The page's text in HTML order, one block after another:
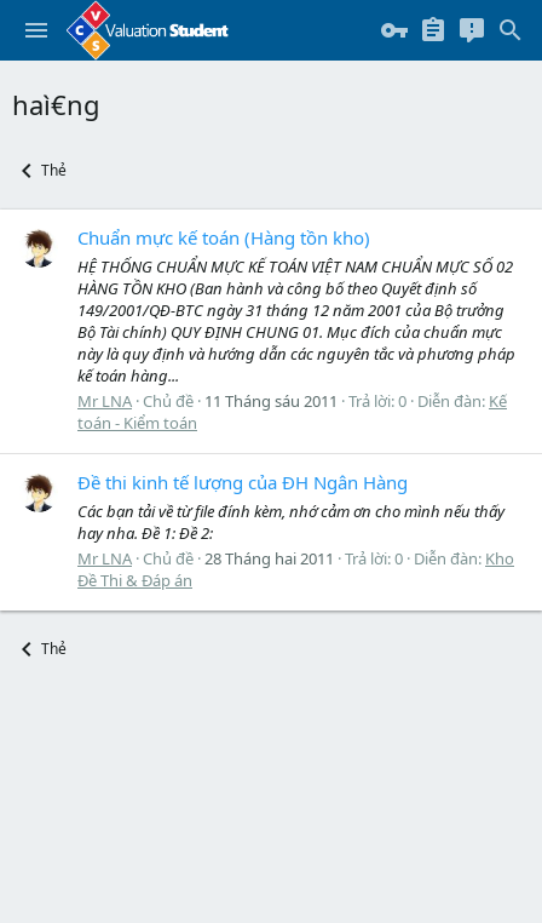
haì€ng
Thẻ
Chuẩn mực kế toán (Hàng tồn kho)
HỆ THỐNG CHUẨN MỰC KẾ TOÁN VIỆT NAM CHUẨN MỰC SỐ 02
HÀNG TỒN KHO (Ban hành và công bố theo Quyết định số
149/2001/QĐ-BTC ngày 31 tháng 12 năm 2001 của Bộ trưởng
Bộ Tài chính) QUY ĐỊNH CHUNG 01. Mục đích của chuẩn mực
này là quy định và hướng dẫn các nguyên tắc và phương pháp
kế toán hàng...
Mr LNA Chủ đề 11 Tháng sáu 2011 Trả lời: 0 Diễn đàn: Kế
toán - Kiểm toán
Đề thi kinh tế lượng của ĐH Ngân Hàng
Các bạn tải về từ file đính kèm, nhớ cảm ơn cho mình nếu thấy
hay nha. Đề 1: Đề 2:
Mr LNA Chủ đề 28 Tháng hai 2011 Trả lời: 0 Diễn đàn: Kho
Đề Thi & Đáp án
Thẻ